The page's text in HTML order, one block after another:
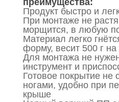
Продукт быстро и
При монтаже не
морщится, в любую
Материал легко
форму, весит 500 г на
Для монтажа не
инструмент и
Готовое покрытие не
ногами, удобно при
крыше